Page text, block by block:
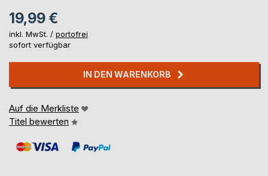
19,99 €
inkl. MwSt. / portofrei
sofort verfügbar
IN DEN WARENKORB
Auf die Merkliste
Titel bewerten